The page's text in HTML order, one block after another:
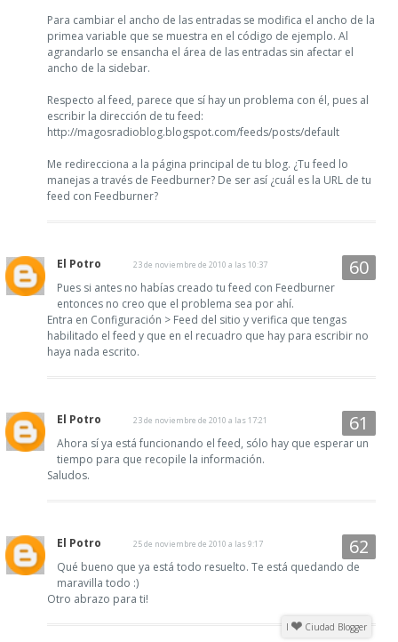
Para cambiar el ancho de las entradas se modifica el ancho de la
primea variable que se muestra en el código de ejemplo. Al
agrandarlo se ensancha el área de las entradas sin afectar el
ancho de la sidebar.
Respecto al feed, parece que sí hay un problema con él, pues al
escribir la dirección de tu feed:
http://magosradioblog.blogspot.com/feeds/posts/default
Me redirecciona a la página principal de tu blog. ¿Tu feed lo
manejas a través de Feedburner? De ser así ¿cuál es la URL de tu
feed con Feedburner?
El Potro 23 de noviembre de 2010 a las 10:37
Pues si antes no habías creado tu feed con Feedburner
entonces no creo que el problema sea por ahí.
Entra en Configuración > Feed del sitio y verifica que tengas
habilitado el feed y que en el recuadro que hay para escribir no
haya nada escrito.
El Potro 23 de noviembre de 2010 a las 17:21
Ahora sí ya está funcionando el feed, sólo hay que esperar un
tiempo para que recopile la información.
Saludos.
El Potro 25 de noviembre de 2010 a las 9:17
Qué bueno que ya está todo resuelto. Te está quedando de
maravilla todo :)
Otro abrazo para ti!
I Ciudad Blogger